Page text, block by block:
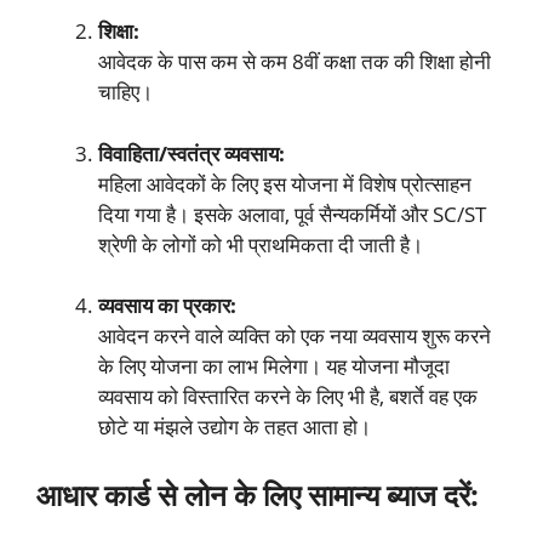
शिक्षा:
आवेदक के पास कम से कम 8वीं कक्षा तक की शिक्षा होनी
चाहिए।
विवाहिता/स्वतंत्र व्यवसाय:
महिला आवेदकों के लिए इस योजना में विशेष प्रोत्साहन
दिया गया है। इसके अलावा, पूर्व सैन्यकर्मियों और SC/ST
श्रेणी के लोगों को भी प्राथमिकता दी जाती है।
व्यवसाय का प्रकार:
आवेदन करने वाले व्यक्ति को एक नया व्यवसाय शुरू करने
के लिए योजना का लाभ मिलेगा। यह योजना मौजूदा
व्यवसाय को विस्तारित करने के लिए भी है, बशर्ते वह एक
छोटे या मंझले उद्योग के तहत आता हो।
आधार कार्ड से लोन के लिए सामान्य ब्याज दरें: